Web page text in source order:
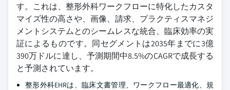
す。これは、整形外科ワークフローに特化したカスタ
マイズ性の高さや、画像、請求、プラクティスマネジ
メントシステムとのシームレスな統合、臨床効率の実
証によるものです。同セグメントは2035年までに3億
390万ドルに達し、予測期間中8.5%のCAGRで成長する
と予測されています。
整形外科EHRは、臨床文書管理、ワークフロー最適化、規